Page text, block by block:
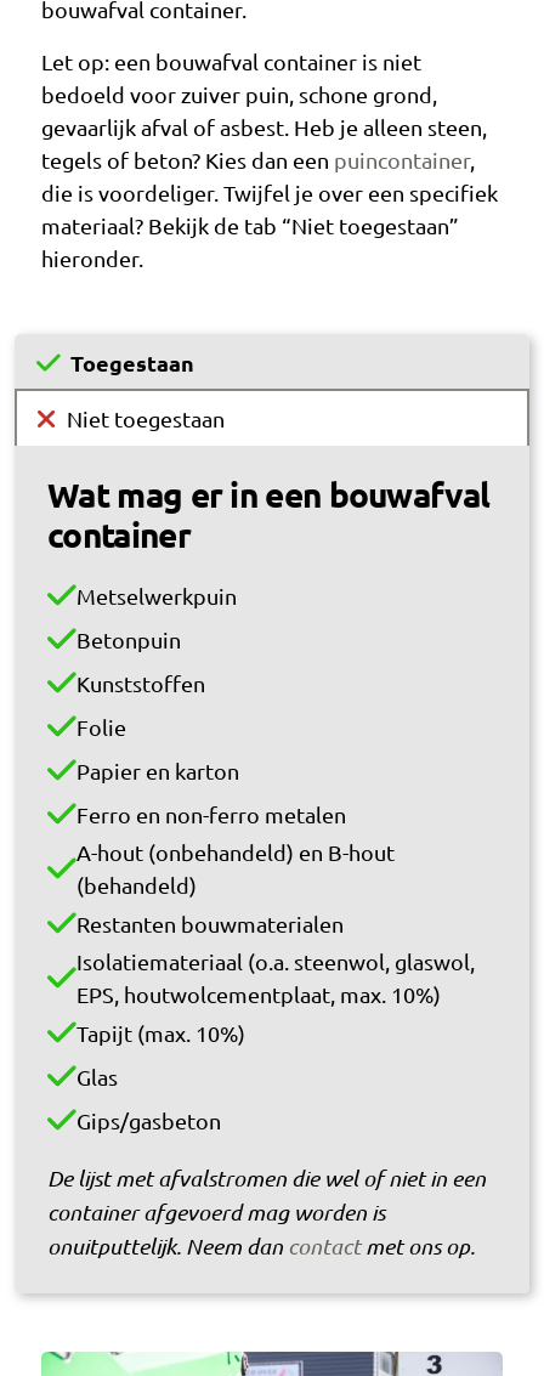
bouwafval container.
Let op: een bouwafval container is niet
bedoeld voor zuiver puin, schone grond,
gevaarlijk afval of asbest. Heb je alleen steen,
tegels of beton? Kies dan een puincontainer,
die is voordeliger. Twijfel je over een specifiek
materiaal? Bekijk de tab “Niet toegestaan”
hieronder.
Toegestaan
Niet toegestaan
Wat mag er in een bouwafval
container
Metselwerkpuin
Betonpuin
Kunststoffen
Folie
Papier en karton
Ferro en non-ferro metalen
A-hout (onbehandeld) en B-hout
(behandeld)
Restanten bouwmaterialen
Isolatiemateriaal (o.a. steenwol, glaswol,
EPS, houtwolcementplaat, max. 10%)
Tapijt (max. 10%)
Glas
Gips/gasbeton
De lijst met afvalstromen die wel of niet in een
container afgevoerd mag worden is
onuitputtelijk. Neem dan contactmet ons op.